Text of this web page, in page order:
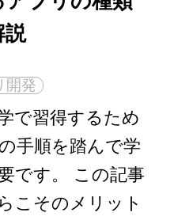
説
開発
で習得するため
手順を踏んで学
です。 この記事
こそのメリット